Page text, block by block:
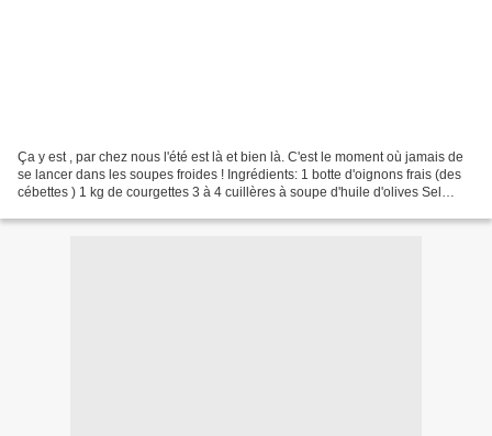
Ça y est , par chez nous l'été est là et bien là. C'est le moment où jamais de
se lancer dans les soupes froides ! Ingrédients: 1 botte d'oignons frais (des
cébettes ) 1 kg de courgettes 3 à 4 cuillères à soupe d'huile d'olives Sel